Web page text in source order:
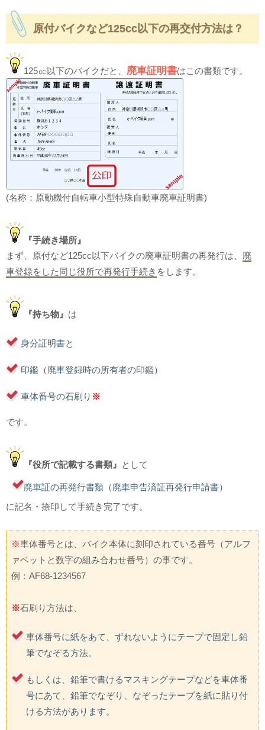
原付バイクなど125cc以下の再交付方法は？
125㏄以下のバイクだと、 廃車証明書はこの書類です。
(名称：原動機付自転車小型特殊自動車廃車証明書)
『手続き場所』
まず、原付など125cc以下バイクの廃車証明書の再発行は、 廃
車登録をした同じ役所で再発行手続き をします。
『持ち物』 は
身分証明書と
印鑑（廃車登録時の所有者の印鑑）
車体番号の石刷り ※
です。
『役所で記載する書類』 として
廃車証の再発行書類（廃車申告済証再発行申請書）
に記名・捺印して手続き完了です。
※車体番号とは、バイク本体に刻印されている番号（アルフ
ァベットと数字の組み合わせ番号）の事です。
例：AF68-1234567
※石刷り方法は、
車体番号に紙をあて、ずれないようにテープで固定し鉛
筆でなぞる方法。
もしくは、鉛筆で書けるマスキングテープなどを車体番
号にあて、鉛筆でなぞり、なぞったテープを紙に貼り付
ける方法があります。